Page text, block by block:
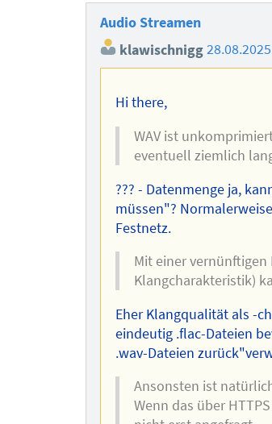
Audio Streamen
klawischnigg
Hi there,
WAV ist
eventuell ziemlich
??? - Datenmenge ja,
müssen"?
Festnetz.
Mit einer vernünftigen
Klangcharakteristik)
Eher Klangqualität als -
eindeutig .flac-Dateien
.wav-Dateien
Ansonsten ist
Wenn das über